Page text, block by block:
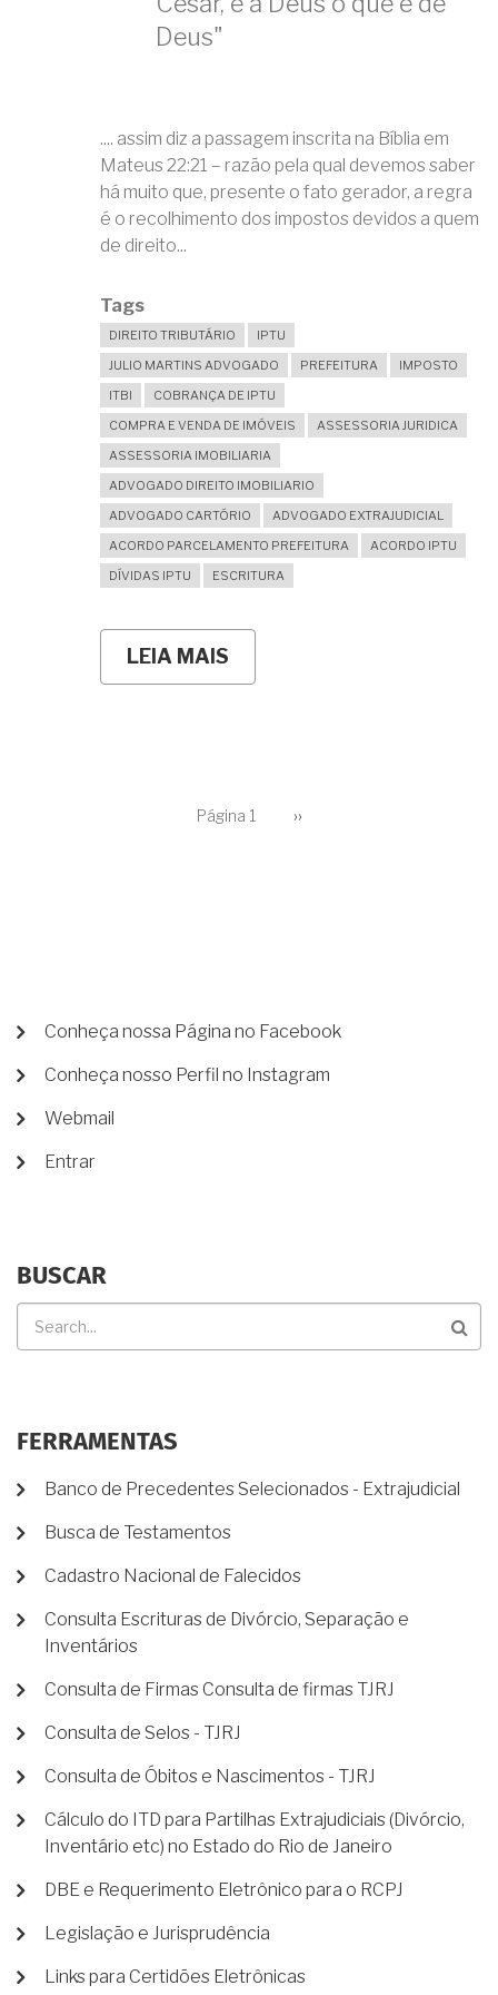
Deus"
.... assim diz a passagem inscrita na Bíblia em
Mateus 22:21 – razão pela qual devemos saber
há muito que, presente o fato gerador, a regra
é o recolhimento dos impostos devidos a quem
de direito...
Tags
DIREITO TRIBUTÁRIO
IPTU
JULIO MARTINS ADVOGADO
PREFEITURA
IMPOSTO
ITBI
COBRANÇA DE IPTU
COMPRA E VENDA DE IMÓVEIS
ASSESSORIA JURIDICA
ASSESSORIA IMOBILIARIA
ADVOGADO DIREITO IMOBILIARIO
ADVOGADO CARTÓRIO
ADVOGADO EXTRAJUDICIAL
ACORDO PARCELAMENTO PREFEITURA
ACORDO IPTU
DÍVIDAS IPTU
ESCRITURA
LEIA MAIS
DEVO
DE
Página 1
Próxima
››
MENU
CONTA
DE
Conheça nossa Página no Facebook
Conheça nosso Perfil no Instagram
Webmail
Entrar
BUSCAR
FERRAMENTAS
Banco de Precedentes Selecionados - Extrajudicial
Busca de Testamentos
Cadastro Nacional de Falecidos
Consulta Escrituras de Divórcio, Separação e
Inventários
Consulta de Firmas Consulta de firmas TJRJ
Consulta de Selos - TJRJ
Consulta de Óbitos e Nascimentos - TJRJ
Cálculo do ITD para Partilhas Extrajudiciais (Divórcio,
Inventário etc) no Estado do Rio de Janeiro
DBE e Requerimento Eletrônico para o RCPJ
Legislação e Jurisprudência
Links para Certidões Eletrônicas